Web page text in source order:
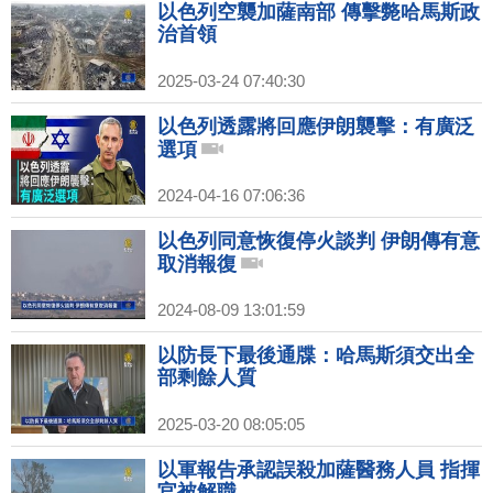
以色列空襲加薩南部 傳擊斃哈馬斯政
治首領
2025-03-24 07:40:30
以色列透露將回應伊朗襲擊：有廣泛
選項
2024-04-16 07:06:36
以色列同意恢復停火談判 伊朗傳有意
取消報復
2024-08-09 13:01:59
以防長下最後通牒：哈馬斯須交出全
部剩餘人質
2025-03-20 08:05:05
以軍報告承認誤殺加薩醫務人員 指揮